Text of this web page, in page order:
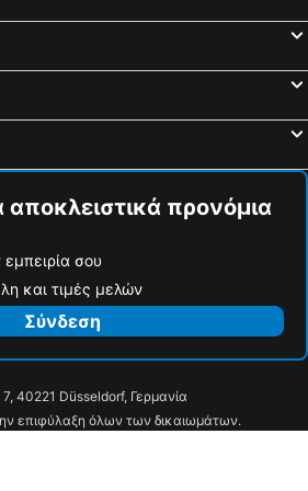
αποκλειστικά προνόμια
σου
και τιμές μελών
Σύνδεση
40221 Düsseldorf, Γερμανία
επιφύλαξη όλων των δικαιωμάτων.